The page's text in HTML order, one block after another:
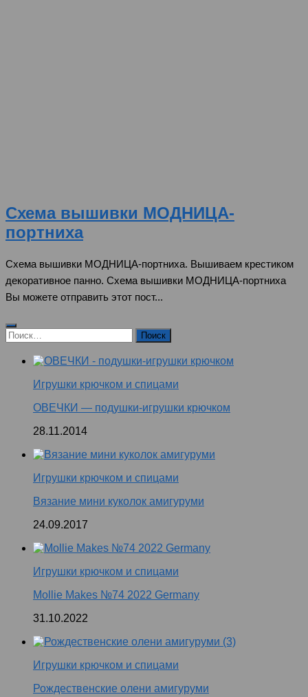
Схема вышивки МОДНИЦА-
портниха
Схема вышивки МОДНИЦА-портниха. Вышиваем крестиком
декоративное панно. Схема вышивки МОДНИЦА-портниха
Вы можете отправить этот пост...
Найти:
Игрушки крючком и спицами
ОВЕЧКИ — подушки-игрушки крючком
28.11.2014
Игрушки крючком и спицами
Вязание мини куколок амигуруми
24.09.2017
Игрушки крючком и спицами
Mollie Makes №74 2022 Germany
31.10.2022
Игрушки крючком и спицами
Рождественские олени амигуруми